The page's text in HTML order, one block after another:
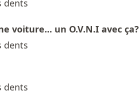
voiture... un O.V.N.I avec ça?